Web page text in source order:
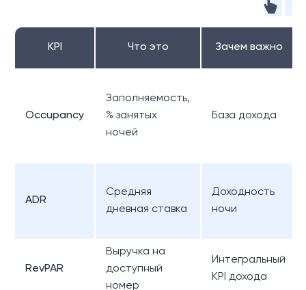
KPI Что это Зачем важно
Occupancy
Заполняемость,
% занятых
ночей
База дохода
ADR
Средняя
дневная ставка
Доходность
ночи
RevPAR
Выручка на
доступный
номер
Интегральный
KPI дохода